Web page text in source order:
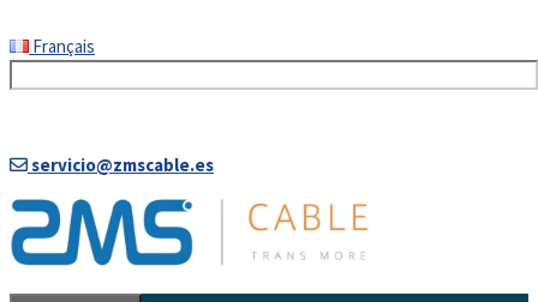
au Français
servicio@zmscable.es